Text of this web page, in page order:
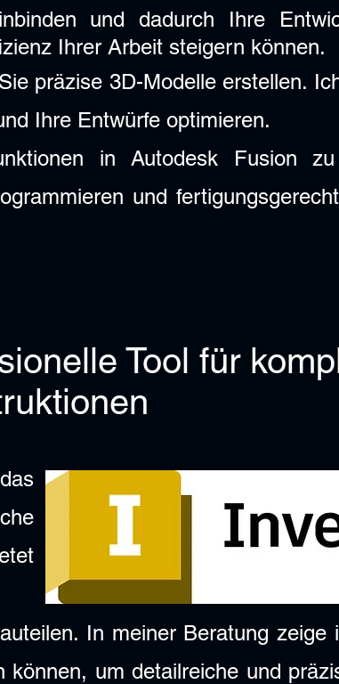
und dadurch Ihre
Ihrer Arbeit steigern können.
präzise 3D-Modelle erstellen.
Ihre Entwürfe optimieren.
in Autodesk Fusion
und
Tool für
In meiner Beratung zeige
um detailreiche und